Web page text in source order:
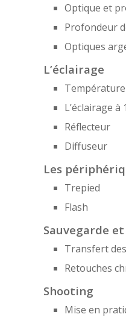
Optique et
Profondeur
Optiques
L’éclairage
L’éclairage
Réflecteur
Diffuseur
Les
Trepied
Flash
Sauvegarde
Transfert
Retouches
Shooting
Mise en